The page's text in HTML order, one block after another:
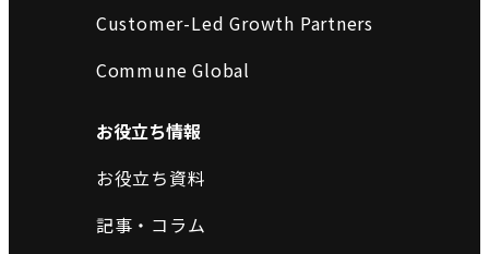
Customer-Led Growth Partners
Commune Global
お役立ち情報
お役立ち資料
記事・コラム